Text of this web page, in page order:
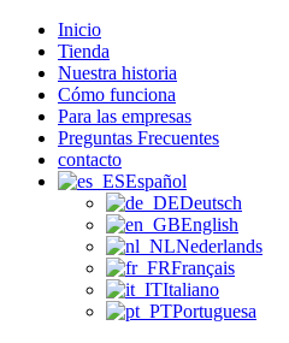
Inicio
Tienda
Nuestra historia
Cómo funciona
Para las empresas
Preguntas Frecuentes
contacto
Español
Deutsch
English
Nederlands
Français
Italiano
Portuguesa